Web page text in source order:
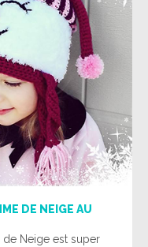
DE NEIGE AU
Neige est super